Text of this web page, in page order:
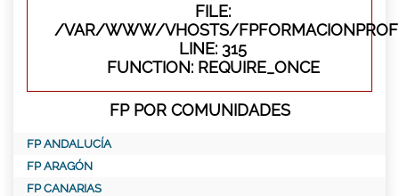
FILE:
/VAR/WWW/VHOSTS/
LINE: 315
FUNCTION: REQUIRE_ONCE
FP POR COMUNIDADES
FP ANDALUCÍA
FP ARAGÓN
FP CANARIAS